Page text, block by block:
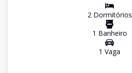
2Dormitórios
1 Banheiro
1 Vaga